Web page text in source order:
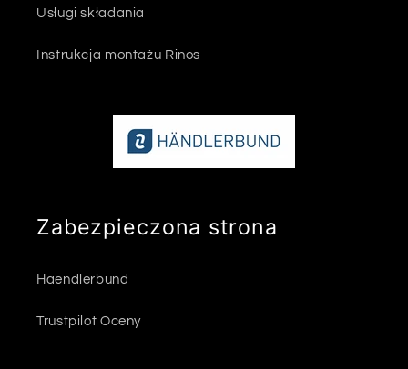
Usługi składania
Instrukcja montażu Rinos
Zabezpieczona strona
Haendlerbund
Trustpilot Oceny